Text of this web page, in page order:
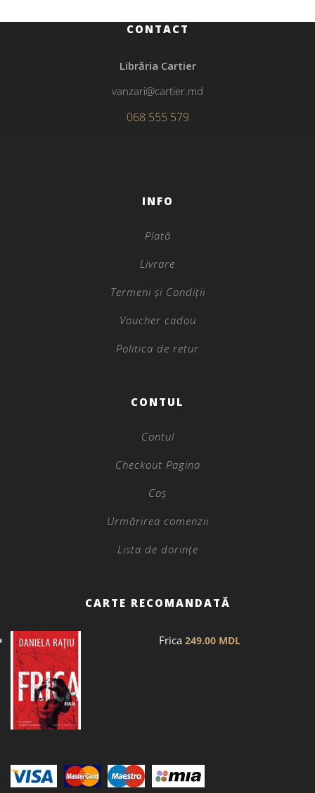
CONTACT
Librăria Cartier
vanzari@cartier.md
068 555 579
INFO
Plată
Livrare
Termeni și Condiții
Voucher cadou
Politica de retur
CONTUL
Contul
Checkout Pagina
Coș
Urmărirea comenzii
Lista de dorințe
CARTE RECOMANDATĂ
Frica 249.00 MDL